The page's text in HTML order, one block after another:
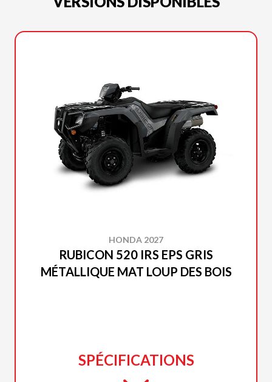
HONDA 2027
RUBICON 520 IRS EPS GRIS
MÉTALLIQUE MAT LOUP DES BOIS
SPÉCIFICATIONS